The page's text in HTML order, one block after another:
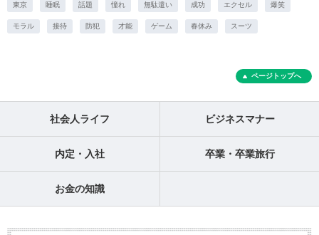
東京 睡眠 話題 憧れ 無駄遣い 成功 エクセル 爆笑
モラル 接待 防犯 才能 ゲーム 春休み スーツ
ページトップへ
社会人ライフ ビジネスマナー
内定・入社 卒業・卒業旅行
お金の知識